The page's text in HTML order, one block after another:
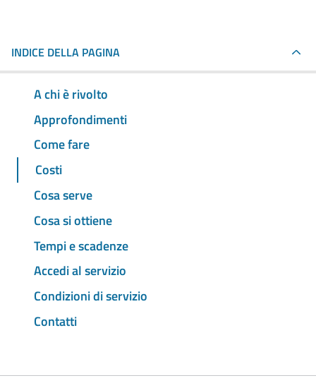
INDICE DELLA PAGINA
A chi è rivolto
Approfondimenti
Come fare
Costi
Cosa serve
Cosa si ottiene
Tempi e scadenze
Accedi al servizio
Condizioni di servizio
Contatti